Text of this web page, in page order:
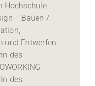
Hochschule
+ Bauen /
und Entwerfen
des
des